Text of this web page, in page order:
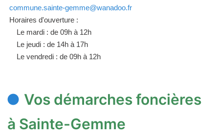
commune.sainte-gemme@wanadoo.fr
Horaires d'ouverture :
Le mardi : de 09h à 12h
Le jeudi : de 14h à 17h
Le vendredi : de 09h à 12h
Vos démarches foncières
à Sainte-Gemme